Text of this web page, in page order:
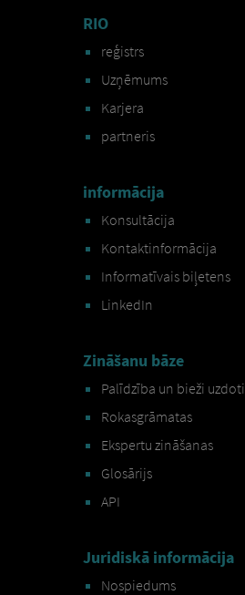
RIO
reģistrs
Uzņēmums
Karjera
partneris
informācija
Konsultācija
Kontaktinformācija
Informatīvais biļetens
LinkedIn
Zināšanu bāze
Palīdzība un bieži
Rokasgrāmatas
Ekspertu zināšanas
Glosārijs
API
Juridiskā informācija
Nospiedums